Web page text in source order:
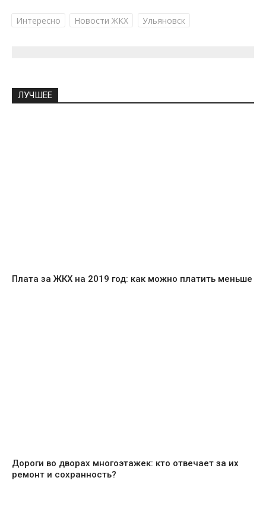
Интересно Новости ЖКХ Ульяновск
ЛУЧШЕЕ
Плата за ЖКХ на 2019 год: как можно платить меньше
Дороги во дворах многоэтажек: кто отвечает за их
ремонт и сохранность?